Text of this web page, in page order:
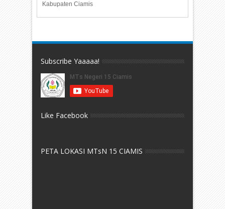
Kabupaten Ciamis
Subscribe Yaaaaa!
Like Facebook
PETA LOKASI MTsN 15 CIAMIS